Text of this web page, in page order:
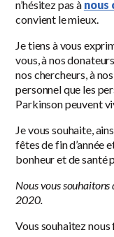
n’hésitez pas à nous
convient le mieux.
Je tiens à vous
vous, à nos
nos chercheurs, à
personnel que les
Parkinson peuvent
Je vous souhaite,
fêtes de fin d’année
bonheur et de santé
Nous vous souhaitons
2020.
Vous souhaitez